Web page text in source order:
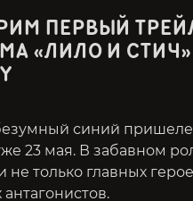
ПЕРВЫЙ
«ЛИЛО И
синий
23 мая. В забавном
не только главных